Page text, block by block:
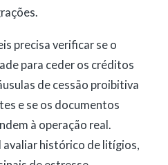
precisa verificar se o
para ceder os créditos
de cessão proibitiva
e se os documentos
à operação real.
avaliar histórico de litígios,